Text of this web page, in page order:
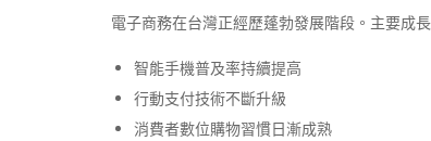
電子商務在台灣正經歷蓬勃發展階段。主要成
智能手機普及率持續提高
行動支付技術不斷升級
消費者數位購物習慣日漸成熟